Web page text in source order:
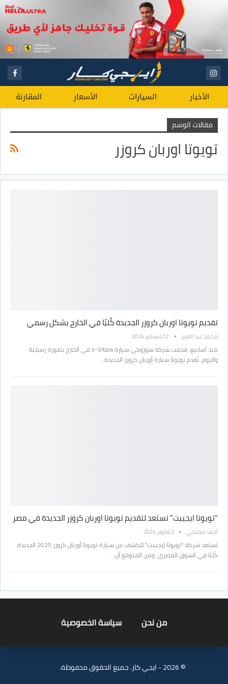
الأخبار السيارات الأسعار المقارنة
مقالات الوسم
تويوتا اوربان كروزر
تقديم تويوتا اوربان كروزر الجديدة كُليًا في الخارج بشكل رسمي
محمد عبد العزيز 12 ديسمبر 2024
منذ أسابيع، قدمت شركة سوزوكي سيارة e-Vitara في الخارج بصورة رسمية.
واليوم، تُقدم تويوتا سيارة أوربان كروزر الجديدة…
“تويوتا ايجيبت” تستعد لتقديم تويوتا اوربان كروزر الجديدة في مصر
أحمد مصلحي 2 أكتوبر 2024
تستعد شركة "تويوتا إيجيبت" للكشف عن سيارة تويوتا أوربان كروزر 2025 الجديدة
كُليًا في السوق المصري. ومن المتوقع أن…
من نحن سياسة الخصوصية
© 2026 - ايجي كار. جميع الحقوق محفوظة.